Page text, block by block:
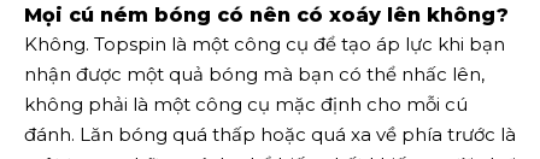
Mọi cú ném bóng có nên có xoáy lên không?
Không. Topspin là một công cụ để tạo áp lực khi bạn
nhận được một quả bóng mà bạn có thể nhấc lên,
không phải là một công cụ mặc định cho mỗi cú
đánh. Lăn bóng quá thấp hoặc quá xa về phía trước là